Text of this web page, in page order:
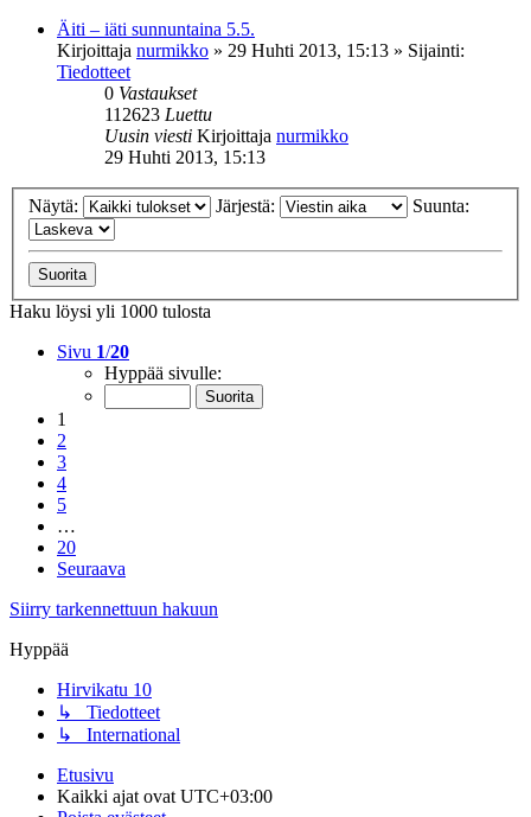
Äiti – iäti sunnuntaina 5.5.
Kirjoittaja nurmikko » 29 Huhti 2013, 15:13 » Sijainti:
Tiedotteet
0 Vastaukset
112623 Luettu
Uusin viesti Kirjoittaja nurmikko
29 Huhti 2013, 15:13
Näytä: Järjestä: Suunta:
Haku löysi yli 1000 tulosta
Sivu 1/20
Hyppää sivulle:
1
2
3
4
5
…
20
Seuraava
Siirry tarkennettuun hakuun
Hyppää
Hirvikatu 10
↳ Tiedotteet
↳ International
Etusivu
Kaikki ajat ovatUTC+03:00